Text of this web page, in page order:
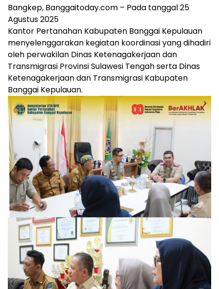
Bangkep, Banggaitoday.com – Pada tanggal 25
Agustus 2025
Kantor Pertanahan Kabupaten Banggai Kepulauan
menyelenggarakan kegiatan koordinasi yang dihadiri
oleh perwakilan Dinas Ketenagakerjaan dan
Transmigrasi Provinsi Sulawesi Tengah serta Dinas
Ketenagakerjaan dan Transmigrasi Kabupaten
Banggai Kepulauan.